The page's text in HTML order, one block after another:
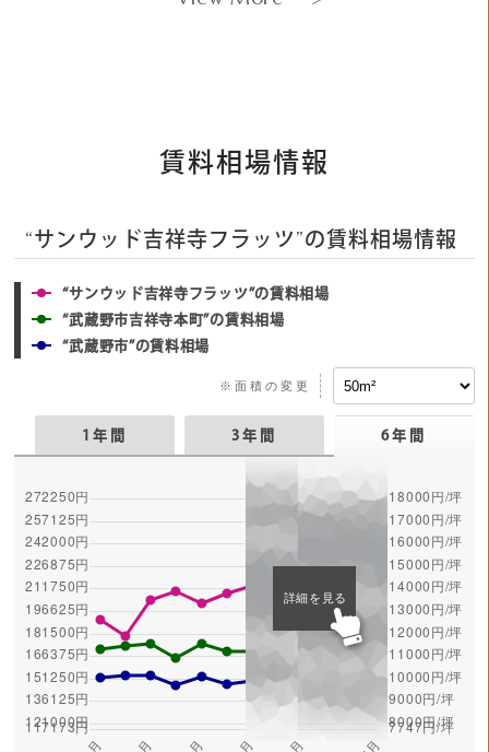
賃料相場情報
“サンウッド吉祥寺フラッツ”の賃料相場情報
“サンウッド吉祥寺フラッツ”の賃料相場
“武蔵野市吉祥寺本町”の賃料相場
“武蔵野市”の賃料相場
※面積の変更
1年間 3年間 6年間
詳細を見る